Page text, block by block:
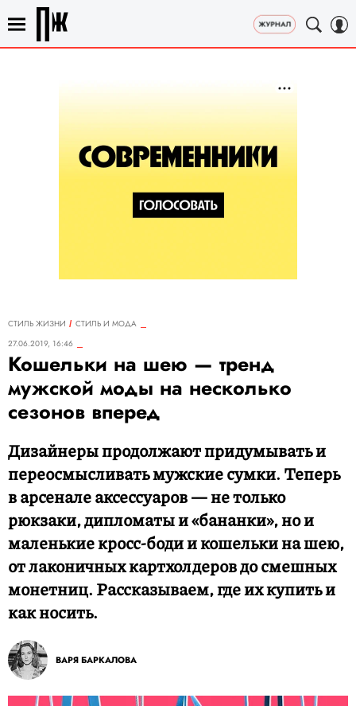
СТИЛЬ ЖИЗНИ
СТИЛЬ И МОДА
27.06.2019, 16:46
Кошельки на шею — тренд
мужской моды на несколько
сезонов вперед
Дизайнеры продолжают придумывать и
переосмысливать мужские сумки. Теперь
в арсенале аксессуаров — не только
рюкзаки, дипломаты и «бананки», но и
маленькие кросс-боди и кошельки на шею,
от лаконичных картхолдеров до смешных
монетниц. Рассказываем, где их купить и
как носить.
ВАРЯ БАРКАЛОВА